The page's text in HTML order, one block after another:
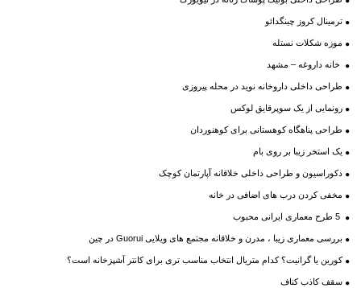
ترمینال کروز چینگدائو
موزه شکلات نستله‌
خانه داروغه – مشهد
طراحی داخلی داروخانه نوید در محله پیروزی
رونمایی از یک سوپرقایق لوکس
طراحی پناهگاه کوهستانی برای کوهنوردان
یک استخر زیبا بر روی بام
دکوراسیون و طراحی داخلی خلاقانه آپارتمان کوچک
مخفی کردن درب های اضافی در خانه
بررسی معماری زیبا ، مدرن و خلاقانه مجتمع های ویلایی Guorui در چین
کورین یا گرانیت؟ کدام متریال انتخاب مناسب تری برای کانتر آشپزخانه است؟
سقف کاذب کناف